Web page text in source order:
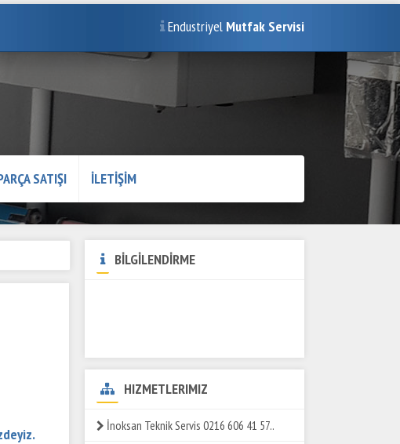
Endustriyel Mutfak Servisi
SATIŞI İLETİŞİM
BİLGİLENDİRME
HIZMETLERIMIZ
İnoksan Teknik Servis 0216 606 41 57..